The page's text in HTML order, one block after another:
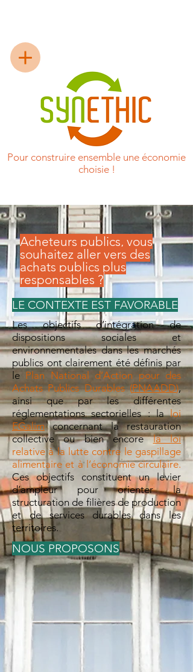
Pour construire ensemble une économie
choisie !
Acheteurs publics, vous
souhaitez aller vers des
achats publics plus
responsables ?
LE CONTEXTE EST FAVORABLE
Les objectifs d’intégration de
dispositions sociales et
environnementales dans les marchés
publics ont clairement été définis par
le Plan National d’Action pour des
Achats Publics Durables (PNAADD),
ainsi que par les différentes
réglementations sectorielles : laloi
EGalimconcernant la restauration
collective ou bien encorela loi
relative à la lutte contre le gaspillage
alimentaire et à l’économie circulaire.
Ces objectifs constituent un levier
d’ampleur pour orienter la
structuration de filières de production
et de services durables dans les
territoires.
NOUS PROPOSONS